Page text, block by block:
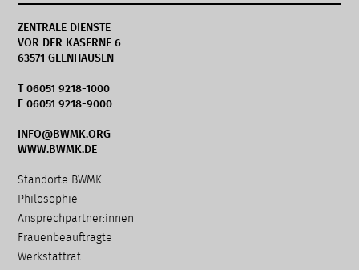
ZENTRALE DIENSTE
VOR DER KASERNE 6
63571 GELNHAUSEN
T 06051 9218-1000
F 06051 9218-9000
INFO@BWMK.ORG
WWW.BWMK.DE
Navigation
überspringen
Standorte BWMK
Philosophie
Ansprechpartner:innen
Frauenbeauftragte
Werkstattrat